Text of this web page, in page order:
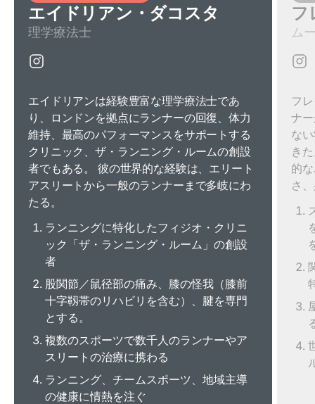
エイドリアン・ダコスタ
理学療法士
エイドリアンは経験豊富な理学療法士であ
り、ロンドンを拠点にランナーの回復、体力
維持、最高のパフォーマンスをサポートする
クリニック、ザ・ランニング・ルームの創設
者でもある。 彼の世界的な経験は、エリート
アスリートから一般のランナーまで多岐にわ
たる。
ランニングに特化したフィジオ・クリニ
ック「ザ・ランニング・ルーム」の創設
者
股関節／鼠径部の痛み、膝の怪我（膝前
十字靱帯のリハビリを含む）、腱を専門
とする。
複数のスポーツで数千人のランナーやア
スリートの治療に携わる
ランニング、チームスポーツ、地域主導
の健康に情熱を注ぐ
フ
ム
フ
ナ
な
き
的
さ